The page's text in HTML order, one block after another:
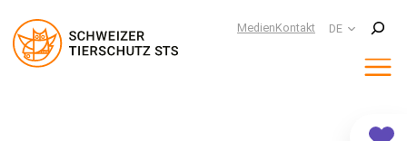
MedienKontakt DE
Suchen